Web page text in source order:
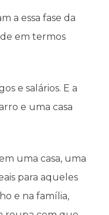
a essa fase da
em termos
e salários. E a
e uma casa
uma casa, uma
para aqueles
e na família,